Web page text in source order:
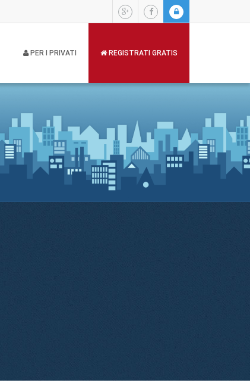
PER I PRIVATI REGISTRATI GRATIS